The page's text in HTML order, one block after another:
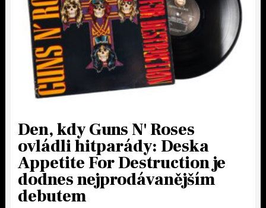
Den, kdy Guns N' Roses
ovládli hitparády: Deska
Appetite For Destruction je
dodnes nejprodávanějším
debutem